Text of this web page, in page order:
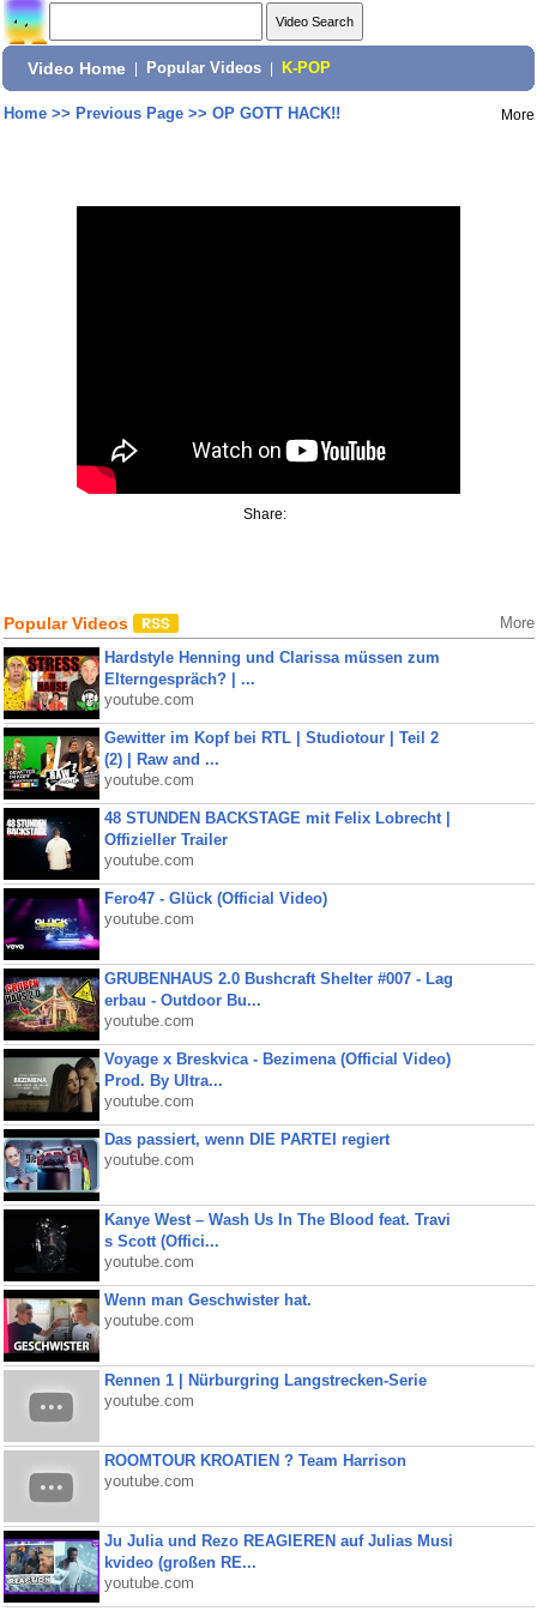
Video Home Popular Videos K-POP
Home>> Previous Page>> OP GOTT HACK!! More
Share:
Popular Videos More
Hardstyle Henning und Clarissa müssen zum
Elterngespräch? | ...
youtube.com
Gewitter im Kopf bei RTL | Studiotour | Teil 2
(2) | Raw and ...
youtube.com
48 STUNDEN BACKSTAGE mit Felix Lobrecht |
Offizieller Trailer
youtube.com
Fero47 - Glück (Official Video)
youtube.com
GRUBENHAUS 2.0 Bushcraft Shelter #007 - Lag
erbau - Outdoor Bu...
youtube.com
Voyage x Breskvica - Bezimena (Official Video)
Prod. By Ultra...
youtube.com
Das passiert, wenn DIE PARTEI regiert
youtube.com
Kanye West – Wash Us In The Blood feat. Travi
s Scott (Offici...
youtube.com
Wenn man Geschwister hat.
youtube.com
Rennen 1 | Nürburgring Langstrecken-Serie
youtube.com
ROOMTOUR KROATIEN ? Team Harrison
youtube.com
Ju Julia und Rezo REAGIEREN auf Julias Musi
kvideo (großen RE...
youtube.com